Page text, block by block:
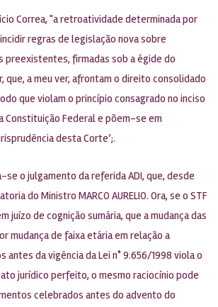
Correa, "a retroatividade determinada por
regras de legislação nova sobre
preexistentes, firmadas sob a égide do
que, a meu ver, afrontam o direito consolidado
que violam o princípio consagrado no inciso
Constituição Federal e põem-se em
desta Corte’;.
se o julgamento da referida ADI, que, desde
do Ministro MARCO AURELIO. Ora, se o STF
juízo de cognição sumária, que a mudança das
mudança de faixa etária em relação a
da vigência da Lei n° 9.656/1998 viola o
jurídico perfeito, o mesmo raciocínio pode
celebrados antes do advento do